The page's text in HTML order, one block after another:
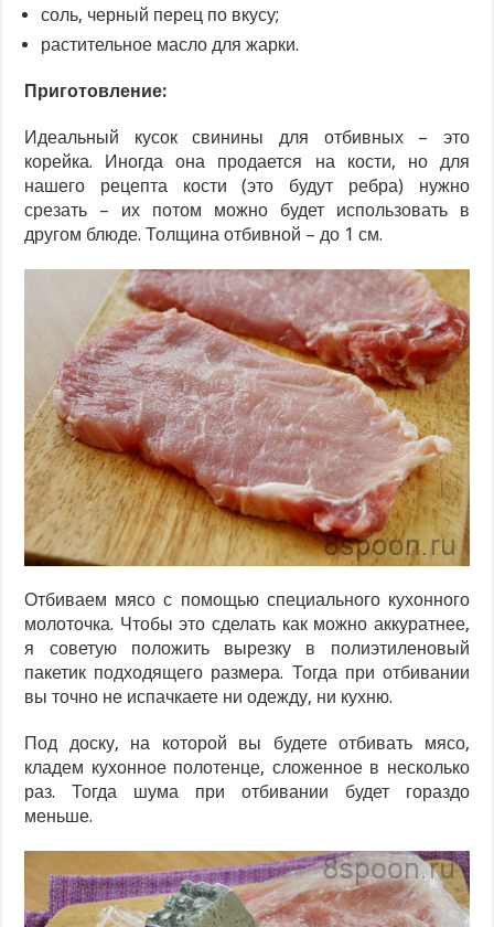
соль, черный перец по вкусу;
растительное масло для жарки.
Приготовление:
Идеальный кусок свинины для отбивных – это
корейка. Иногда она продается на кости, но для
нашего рецепта кости (это будут ребра) нужно
срезать – их потом можно будет использовать в
другом блюде. Толщина отбивной – до 1 см.
Отбиваем мясо с помощью специального кухонного
молоточка. Чтобы это сделать как можно аккуратнее,
я советую положить вырезку в полиэтиленовый
пакетик подходящего размера. Тогда при отбивании
вы точно не испачкаете ни одежду, ни кухню.
Под доску, на которой вы будете отбивать мясо,
кладем кухонное полотенце, сложенное в несколько
раз. Тогда шума при отбивании будет гораздо
меньше.